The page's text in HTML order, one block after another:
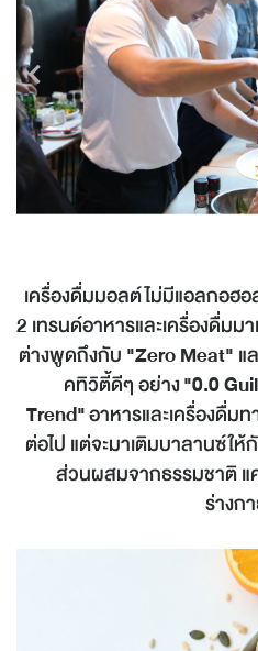
เครื่องดื่มมอลต์ไม่มีแอลกอฮ
2 เทรนด์อาหารและเครื่องดื่ม
ต่างพูดถึงกับ "Zero Meat" แ
คทิวิตี้ดีๆ อย่าง"0.0
Trend"อาหารและเครื่องดื่ม
ต่อไป แต่จะมาเติมบาลานซ์ใ
ส่วนผสมจากธรรมชาติ แ
ร่างก